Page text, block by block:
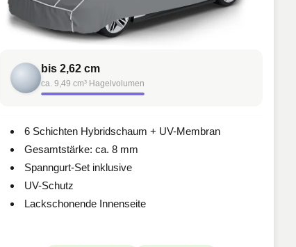
bis 2,62 cm
ca. 9,49 cm³ Hagelvolumen
6 Schichten Hybridschaum + UV-Membran
Gesamtstärke: ca. 8 mm
Spanngurt-Set inklusive
UV-Schutz
Lackschonende Innenseite